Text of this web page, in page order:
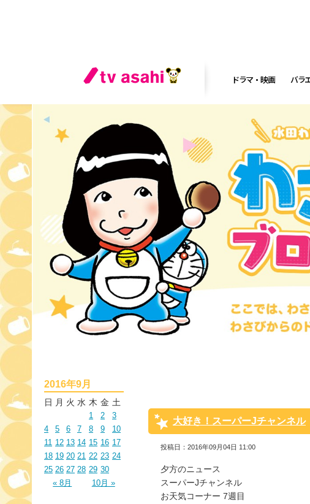
ドラマ・映画 バラ
2016年9月
日 月 火 水 木 金 土
1 2
3
4
5 6 7 8 9
10
11 12 13 14 15 16 17
18 19 20 21 22 23 24
25 26 27 28 29 30
« 8月
10月 »
大好き！スーパーJチャンネル
投稿日：2016年09月04日 11:00
夕方のニュース
スーパーJチャンネル
お天気コーナー 7週目